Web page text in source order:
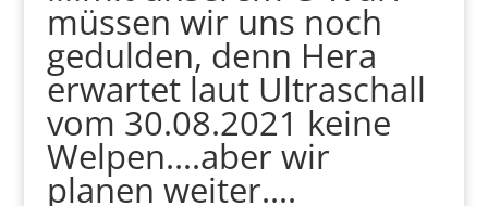
müssen wir uns noch
gedulden, denn Hera
erwartet laut Ultraschall
vom 30.08.2021 keine
Welpen….aber wir
planen weiter….